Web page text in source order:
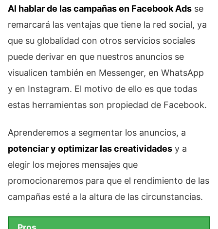
Al hablar de las campañas en Facebook Ads se
remarcará las ventajas que tiene la red social, ya
que su globalidad con otros servicios sociales
puede derivar en que nuestros anuncios se
visualicen también en Messenger, en WhatsApp
y en Instagram. El motivo de ello es que todas
estas herramientas son propiedad de Facebook.
Aprenderemos a segmentar los anuncios, a
potenciar y optimizar las creatividades y a
elegir los mejores mensajes que
promocionaremos para que el rendimiento de las
campañas esté a la altura de las circunstancias.